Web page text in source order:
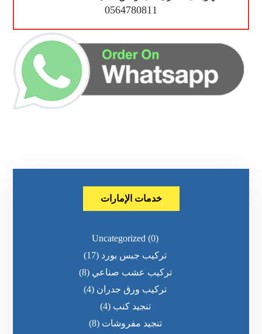
0564780811
خدمات الإمارات
Uncategorized (0)
تركيب جبس بورد (17)
تركيب عشب صناعي (8)
تركيب ورق جدران (4)
تنجيد كنب (4)
تنجيد مفروشات (8)